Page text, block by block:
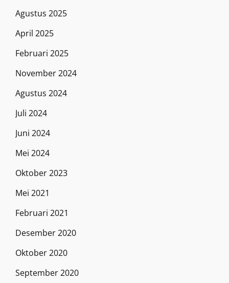
Agustus 2025
April 2025
Februari 2025
November 2024
Agustus 2024
Juli 2024
Juni 2024
Mei 2024
Oktober 2023
Mei 2021
Februari 2021
Desember 2020
Oktober 2020
September 2020